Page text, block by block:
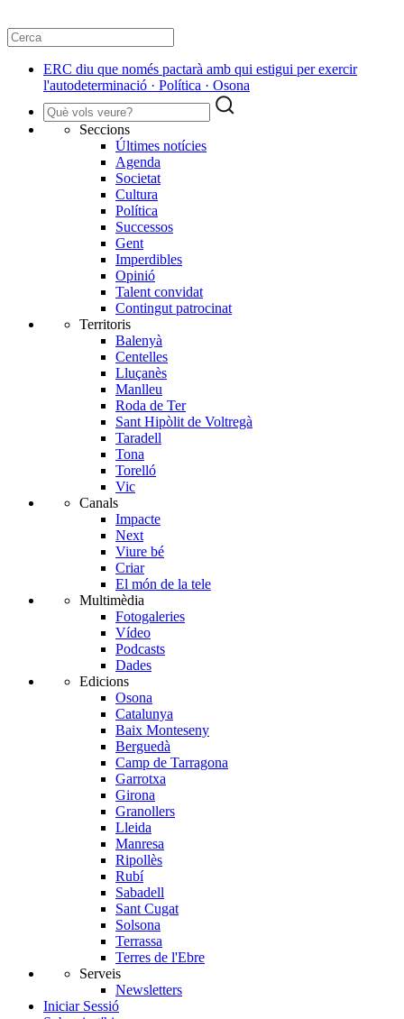
ERC diu que només pactarà amb qui estigui per exercir
l'autodeterminació · Política · Osona
Seccions
Últimes notícies
Agenda
Societat
Cultura
Política
Successos
Gent
Imperdibles
Opinió
Talent convidat
Contingut patrocinat
Territoris
Balenyà
Centelles
Lluçanès
Manlleu
Roda de Ter
Sant Hipòlit de Voltregà
Taradell
Tona
Torelló
Vic
Canals
Impacte
Next
Viure bé
Criar
El món de la tele
Multimèdia
Fotogaleries
Vídeo
Podcasts
Dades
Edicions
Osona
Catalunya
Baix Monteseny
Berguedà
Camp de Tarragona
Garrotxa
Girona
Granollers
Lleida
Manresa
Ripollès
Rubí
Sabadell
Sant Cugat
Solsona
Terrassa
Terres de l'Ebre
Serveis
Newsletters
Iniciar Sessió